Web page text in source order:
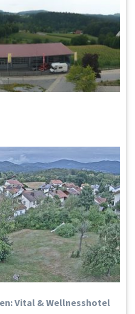
Vital & Wellnesshotel